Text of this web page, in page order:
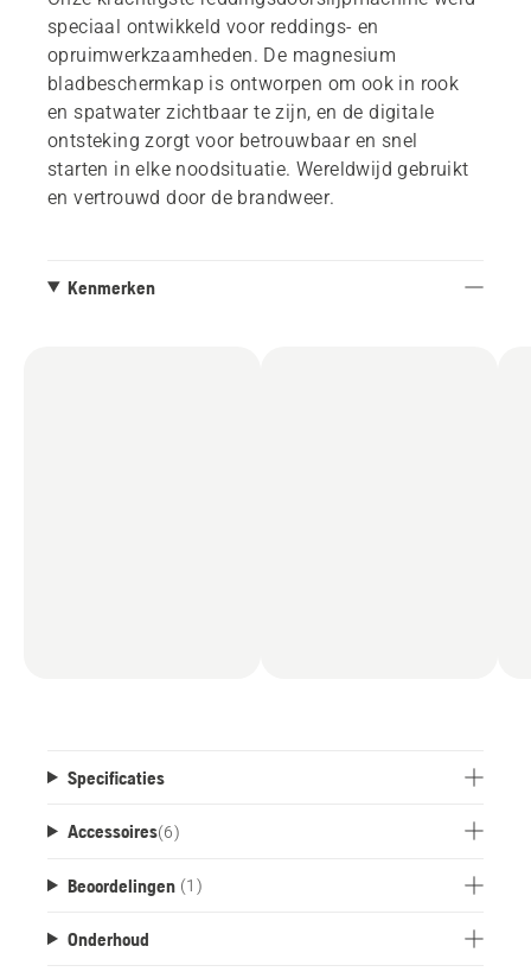
speciaal ontwikkeld voor reddings- en
opruimwerkzaamheden. De magnesium
bladbeschermkap is ontworpen om ook in rook
en spatwater zichtbaar te zijn, en de digitale
ontsteking zorgt voor betrouwbaar en snel
starten in elke noodsituatie. Wereldwijd gebruikt
en vertrouwd door de brandweer.
Kenmerken
Specificaties
Accessoires(6)
Beoordelingen (1)
Onderhoud